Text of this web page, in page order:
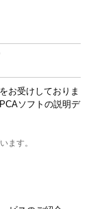
お受けしておりま
ソフトの説明デ
ます。